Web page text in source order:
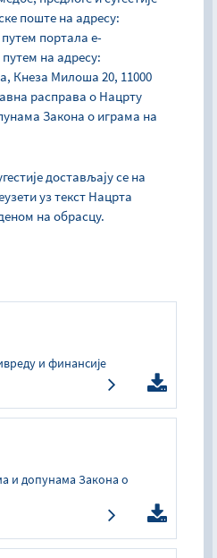
поште на адресу:
портала е-
на адресу:
Кнеза Милоша 20, 11000
расправа о Нацрту
Закона о играма на
достављају се на
уз текст Нацрта
на обрасцу.
и финансије
и допунама Закона о